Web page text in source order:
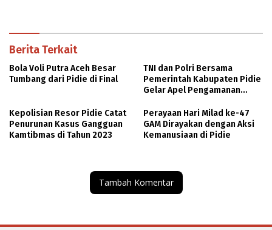
Berita Terkait
Bola Voli Putra Aceh Besar
Tumbang dari Pidie di Final
TNI dan Polri Bersama
Pemerintah Kabupaten Pidie
Gelar Apel Pengamanan
Kepolisian Resor Pidie Catat
Penurunan Kasus Gangguan
Kamtibmas di Tahun 2023
Perayaan Hari Milad ke-47
GAM Dirayakan dengan Aksi
Kemanusiaan di Pidie
Tambah Komentar